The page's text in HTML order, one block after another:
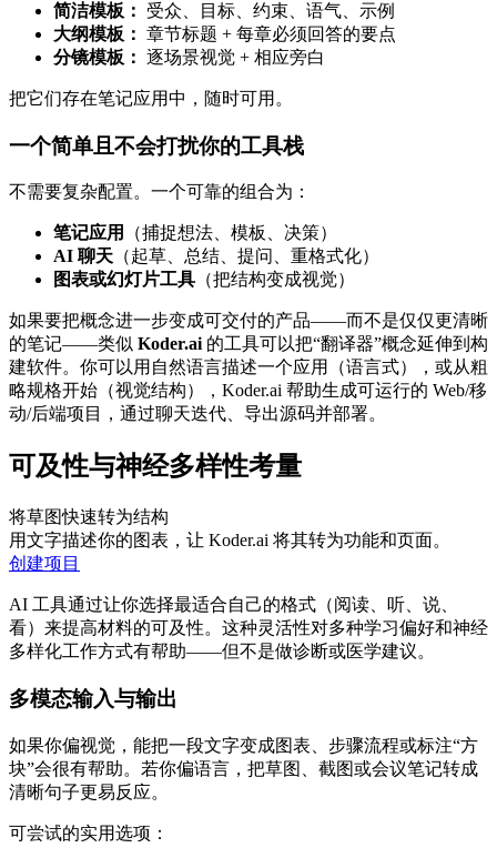
简洁模板：
受众、目标、约束、语气、示例
大纲模板： 章节标题 + 每章必须回答的要点
分镜模板： 逐场景视觉 + 相应旁白
把它们存在笔记应用中，随时可用。
一个简单且不会打扰你的工具栈
不需要复杂配置。一个可靠的组合为：
笔记应用
（捕捉想法、模板、决策）
AI 聊天 （起草、总结、提问、重格式化）
图表或幻灯片工具 （把结构变成视觉）
如果要把概念进一步变成可交付的产品——而不是仅仅更清晰
的笔记——类似 Koder.ai的工具可以把“翻译器”概念延伸到构
建软件。你可以用自然语言描述一个应用（语言式），或从粗
略规格开始（视觉结构），Koder.ai 帮助生成可运行的 Web/移
动/后端项目，通过聊天迭代、导出源码并部署。
可及性与神经多样性考量
将草图快速转为结构
用文字描述你的图表，让 Koder.ai 将其转为功能和页面。
创建项目
AI 工具通过让你选择最适合自己的格式（阅读、听、说、
看）来提高材料的可及性。这种灵活性对多种学习偏好和神经
多样化工作方式有帮助——但不是做诊断或医学建议。
多模态输入与输出
如果你偏视觉，能把一段文字变成图表、步骤流程或标注“方
块”会很有帮助。若你偏语言，把草图、截图或会议笔记转成
清晰句子更易反应。
可尝试的实用选项：